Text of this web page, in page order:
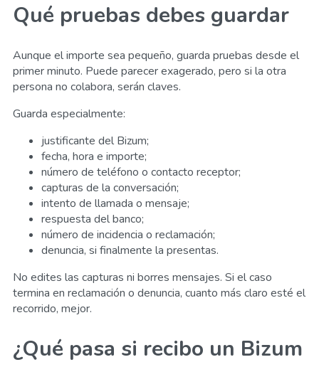
Qué pruebas debes guardar
Aunque el importe sea pequeño, guarda pruebas desde el
primer minuto. Puede parecer exagerado, pero si la otra
persona no colabora, serán claves.
Guarda especialmente:
justificante del Bizum;
fecha, hora e importe;
número de teléfono o contacto receptor;
capturas de la conversación;
intento de llamada o mensaje;
respuesta del banco;
número de incidencia o reclamación;
denuncia, si finalmente la presentas.
No edites las capturas ni borres mensajes. Si el caso
termina en reclamación o denuncia, cuanto más claro esté el
recorrido, mejor.
¿Qué pasa si recibo un Bizum